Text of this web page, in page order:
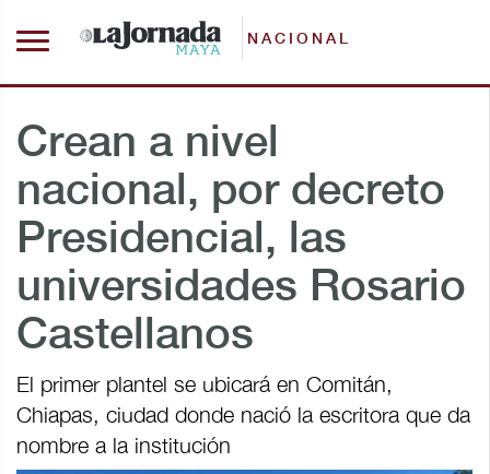
NACIONAL
Crean a nivel
nacional, por decreto
Presidencial, las
universidades Rosario
Castellanos
El primer plantel se ubicará en Comitán,
Chiapas, ciudad donde nació la escritora que da
nombre a la institución